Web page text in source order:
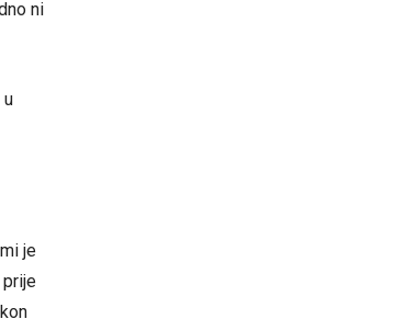
ni
u
je
prije